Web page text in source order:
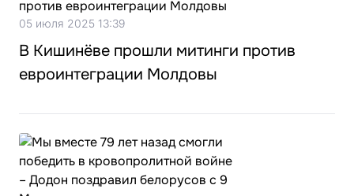
05 июля 2025 13:39
В Кишинёве прошли митинги против
евроинтеграции Молдовы